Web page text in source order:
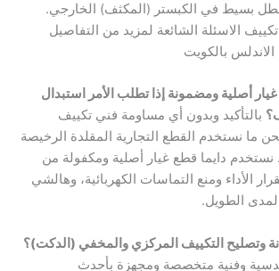
عطل بسيط في الكبستر (المكثف) الخارجي.
الاسئلة الشائعة لمزيد من التفاصيل
بالكويت
أصلية ومضمونة إذا تطلب الأمر استبدال
بالتأكيد وبدون أي مساومة فني تكييف
ما نستخدم القطع التجارية المقلدة الرخيصة
دايما قطع غيار أصلية ومكفولة من
الأداء ومنع التماسات الكهربائية، وهالشي
الطويل.
وفنية متخصصة ومجهزة بأحدث